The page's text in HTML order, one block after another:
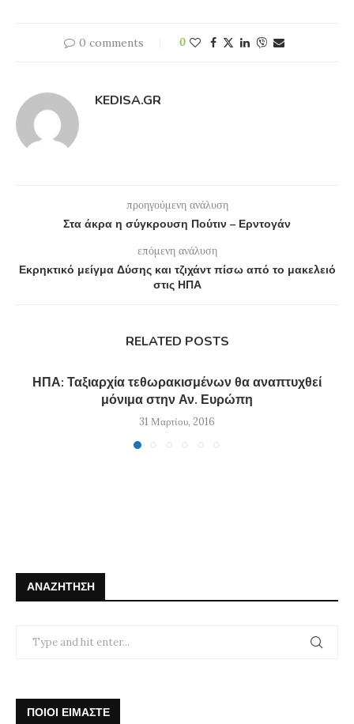
0 comments 0
KEDISA.GR
προηγούμενη ανάλυση
Στα άκρα η σύγκρουση Πούτιν – Ερντογάν
επόμενη ανάλυση
Εκρηκτικό μείγμα Δύσης και τζιχάντ πίσω από το μακελειό
στις ΗΠΑ
RELATED POSTS
ΗΠΑ: Ταξιαρχία τεθωρακισμένων θα αναπτυχθεί
μόνιμα στην Αν. Ευρώπη
31 Μαρτίου, 2016
ΑΝΑΖΉΤΗΣΗ
ΠΟΙΟΙ ΕΙΜΑΣΤΕ